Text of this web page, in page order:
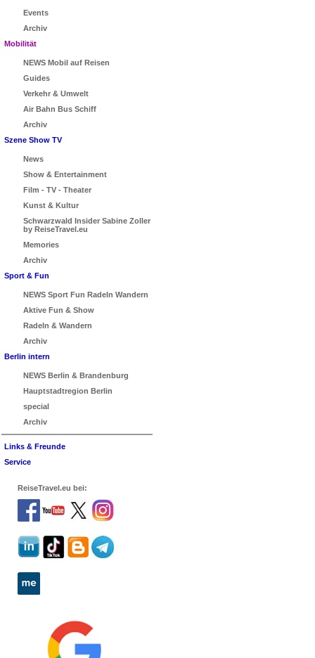
Events
Archiv
Mobilität
NEWS Mobil auf Reisen
Guides
Verkehr & Umwelt
Air Bahn Bus Schiff
Archiv
Szene Show TV
News
Show & Entertainment
Film - TV - Theater
Kunst & Kultur
Schwarzwald Insider Sabine Zoller
by ReiseTravel.eu
Memories
Archiv
Sport & Fun
NEWS Sport Fun Radeln Wandern
Aktive Fun & Show
Radeln & Wandern
Archiv
Berlin intern
NEWS Berlin & Brandenburg
Hauptstadtregion Berlin
special
Archiv
Links & Freunde
Service
ReiseTravel.eu bei: